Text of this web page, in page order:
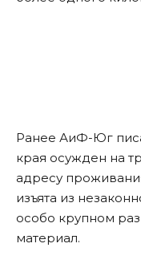
Ранее АиФ-Юг
края осужден на
адресу
изъята из
особо крупном
материал.